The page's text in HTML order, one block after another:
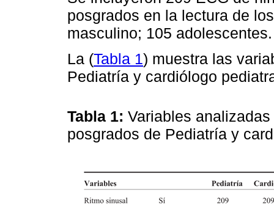
posgrados en la lectura de
masculino; 105
La (Tabla 1) muestra las
Pediatría y cardiólogo
Tabla 1: Variables
posgrados de Pediatría y